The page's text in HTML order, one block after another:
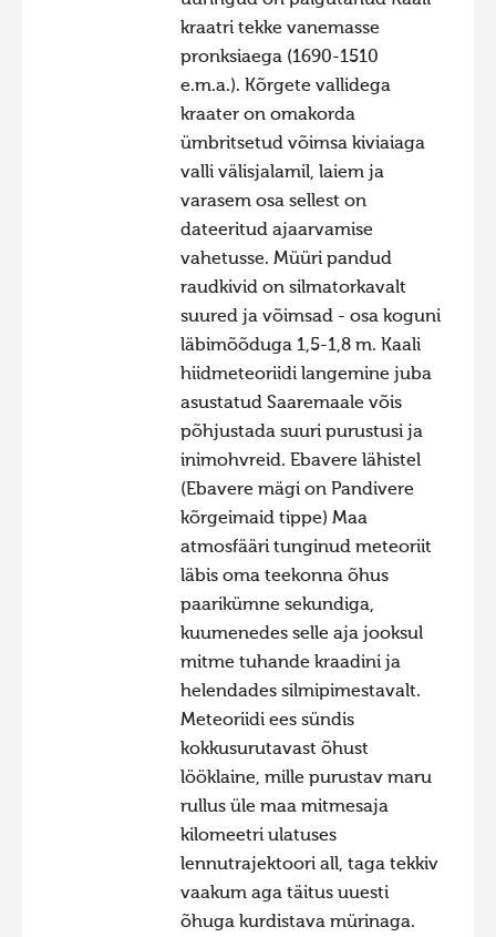
kraatri tekke vanemasse
pronksiaega (1690-1510
e.m.a.). Kõrgete vallidega
kraater on omakorda
ümbritsetud võimsa kiviaiaga
valli välisjalamil, laiem ja
varasem osa sellest on
dateeritud ajaarvamise
vahetusse. Müüri pandud
raudkivid on silmatorkavalt
suured ja võimsad - osa koguni
läbimõõduga 1,5-1,8 m. Kaali
hiidmeteoriidi langemine juba
asustatud Saaremaale võis
põhjustada suuri purustusi ja
inimohvreid. Ebavere lähistel
(Ebavere mägi on Pandivere
kõrgeimaid tippe) Maa
atmosfääri tunginud meteoriit
läbis oma teekonna õhus
paarikümne sekundiga,
kuumenedes selle aja jooksul
mitme tuhande kraadini ja
helendades silmipimestavalt.
Meteoriidi ees sündis
kokkusurutavast õhust
lööklaine, mille purustav maru
rullus üle maa mitmesaja
kilomeetri ulatuses
lennutrajektoori all, taga tekkiv
vaakum aga täitus uuesti
õhuga kurdistava mürinaga.